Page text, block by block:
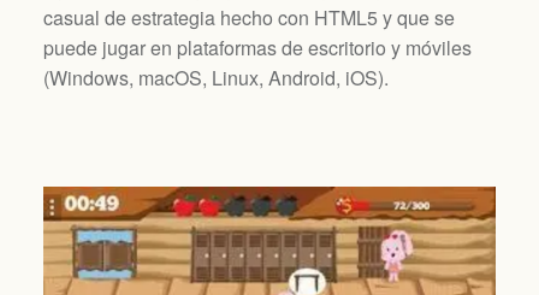
casual de estrategia hecho con HTML5 y que se
puede jugar en plataformas de escritorio y móviles
(Windows, macOS, Linux, Android, iOS).